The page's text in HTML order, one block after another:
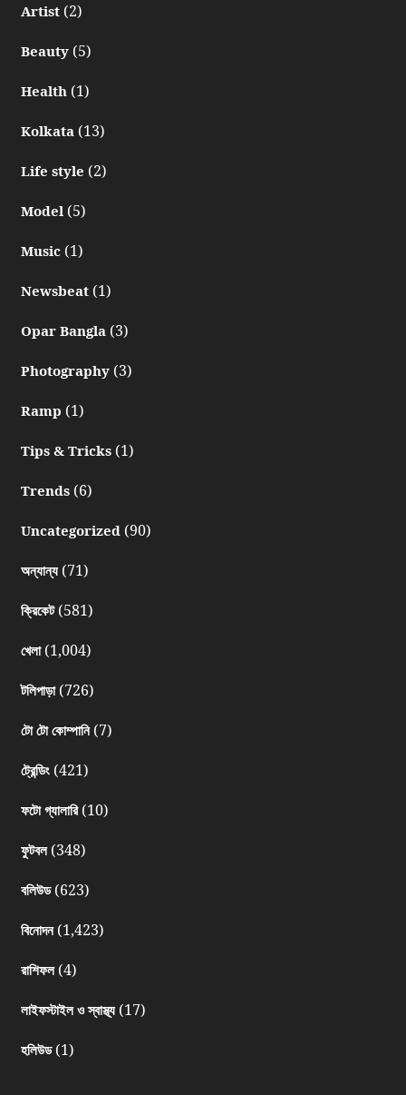
Artist(2)
Beauty(5)
Health(1)
Kolkata(13)
Life style (2)
Model(5)
Music(1)
Newsbeat(1)
Opar Bangla(3)
Photography(3)
Ramp (1)
Tips & Tricks(1)
Trends(6)
Uncategorized(90)
অন্যান্য(71)
ক্রিকেট(581)
খেলা(1,004)
টলিপাড়া(726)
টো টো কোম্পানি(7)
ট্রেন্ডিং(421)
ফটো গ্যালারি(10)
ফুটবল(348)
বলিউড(623)
বিনোদন(1,423)
রাশিফল(4)
লাইফস্টাইল ও স্বাস্থ্য(17)
হলিউড(1)